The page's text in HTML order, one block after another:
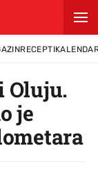
RECEPTI
Oluju.
je